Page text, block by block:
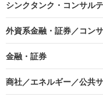
シンクタンク・コンサル
外資系金融・証券／コン
金融・証券
商社／エネルギー／公共